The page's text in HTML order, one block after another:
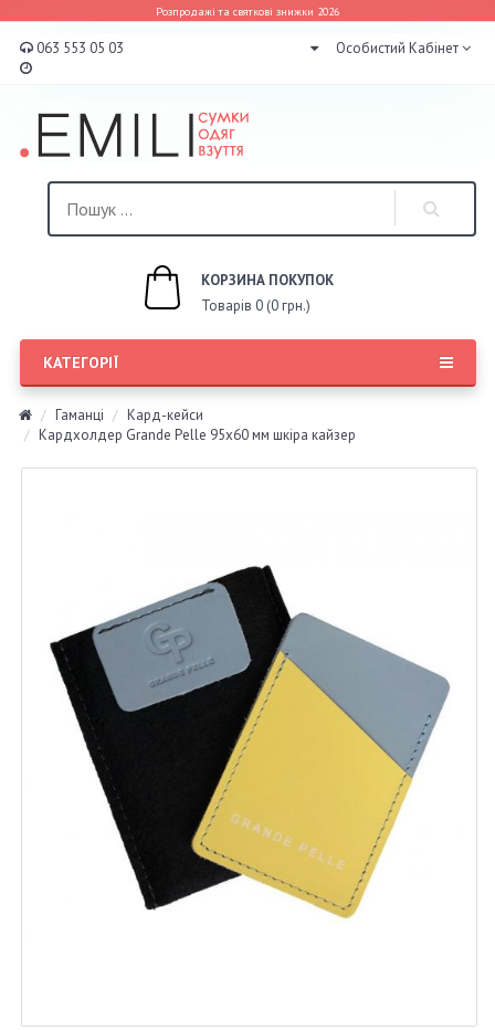
Розпродажі та святкові знижки 2026
063 553 05 03 Особистий Кабінет
КОРЗИНА ПОКУПОК
Товарів 0 (0 грн.)
КАТЕГОРІЇ
Гаманці
Кард-кейси
Кардхолдер Grande Pelle 95х60 мм шкіра кайзер